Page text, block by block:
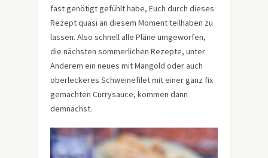
fast genötigt gefühlt habe, Euch durch dieses
Rezept quasi an diesem Moment teilhaben zu
lassen. Also schnell alle Pläne umgeworfen,
die nächsten sommerlichen Rezepte, unter
Anderem ein neues mit Mangold oder auch
oberleckeres Schweinefilet mit einer ganz fix
gemachten Currysauce, kommen dann
demnächst.